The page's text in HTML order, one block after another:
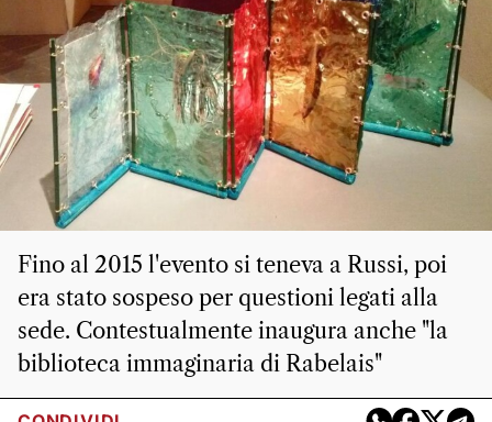
Fino al 2015 l'evento si teneva a Russi, poi
era stato sospeso per questioni legati alla
sede. Contestualmente inaugura anche "la
biblioteca immaginaria di Rabelais"